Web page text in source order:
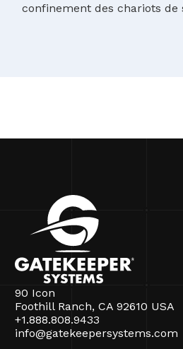
confinement des chariots
90 Icon
Foothill Ranch, CA 92610 USA
+1.888.808.9433
info@gatekeepersystems.com